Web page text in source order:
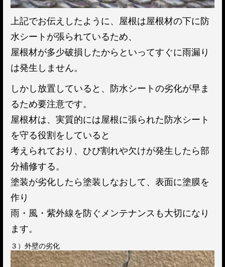
上記でお伝えしたように、屋根は屋根材の下に防
水シートが張られているため、
屋根材が多少破損したからといってすぐに雨漏り
は発生しません。
しかし放置していると、防水シートの劣化が早ま
るため要注意です。
屋根材は、実質的には屋根に張られた防水シート
を守る役割をしていると
考えられており、ひび割れや欠けが発生したら部
分補修する。
塗装が劣化したら塗装しなおして、表面に塗膜を
作り
雨・風・紫外線を防ぐメンテナンスも大切になり
ます。
３）外壁の劣化